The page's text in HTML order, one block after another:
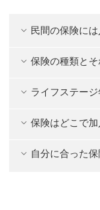
民間の保険には
保険の種類と
ライフステー
保険はどこで加
自分に合った